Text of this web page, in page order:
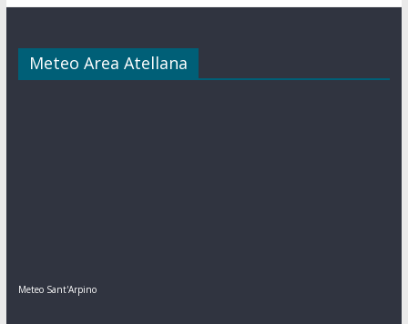
Meteo Area Atellana
Meteo Sant'Arpino